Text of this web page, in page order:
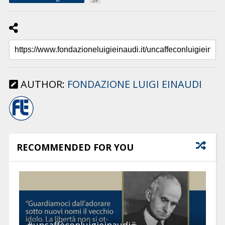
AUTHOR: FONDAZIONE LUIGI EINAUDI
RECOMMENDED FOR YOU